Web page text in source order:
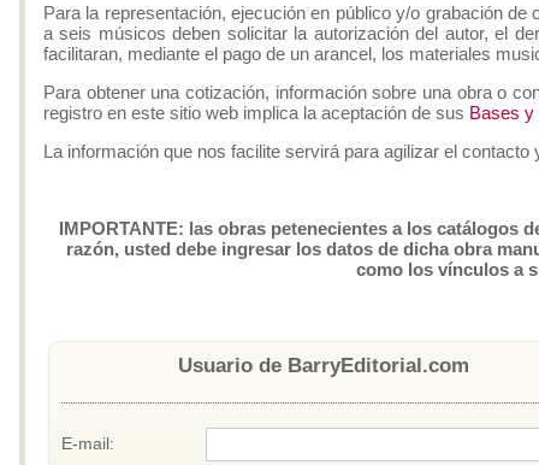
Para la representación, ejecución en público y/o grabación
a seis músicos deben solicitar la autorización del autor, el
facilitaran, mediante el pago de un arancel, los materiales
Para obtener una cotización, información sobre una obra o
registro en este sitio web implica la aceptación de sus Bases y
La información que nos facilite servirá para agilizar el
IMPORTANTE: las obras petenecientes a los catálogos
razón, usted debe ingresar los datos de dicha obra
como los vínculos a
Usuario de BarryEditorial.com
E-mail: